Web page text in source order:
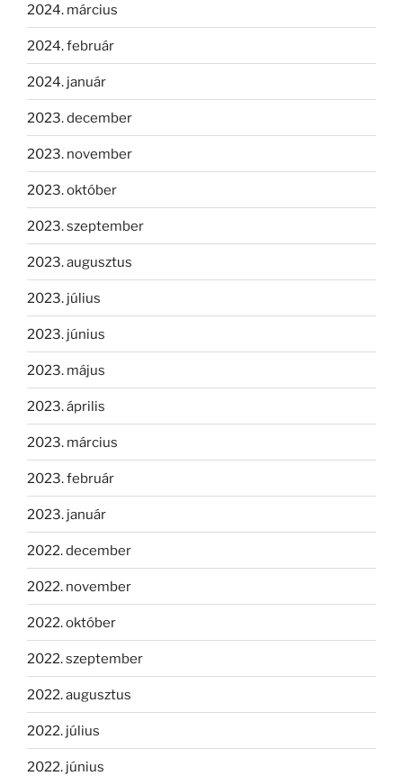
2024. március
2024. február
2024. január
2023. december
2023. november
2023. október
2023. szeptember
2023. augusztus
2023. július
2023. június
2023. május
2023. április
2023. március
2023. február
2023. január
2022. december
2022. november
2022. október
2022. szeptember
2022. augusztus
2022. július
2022. június